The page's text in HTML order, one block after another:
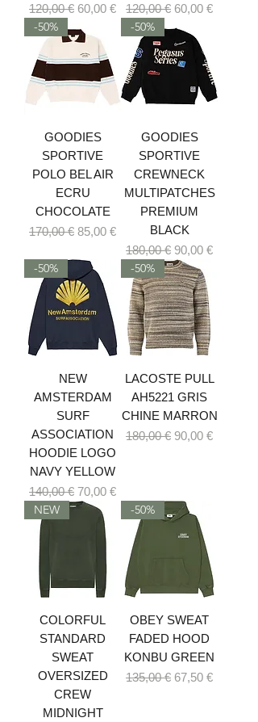
Prix original
120,00 € Prix promotionnel
60,00 €
Prix original
120,00 € Prix promotionnel
60,00 €
-50%
GOODIES
SPORTIVE
POLO BEL AIR
ECRU
CHOCOLATE
Prix original
170,00 € Prix promotionnel
85,00 €
-50%
GOODIES
SPORTIVE
CREWNECK
MULTIPATCHES
PREMIUM
BLACK
Prix original
180,00 € Prix promotionnel
90,00 €
-50%
NEW
AMSTERDAM
SURF
ASSOCIATION
HOODIE LOGO
NAVY YELLOW
Prix original
140,00 € Prix promotionnel
70,00 €
-50%
LACOSTE PULL
AH5221 GRIS
CHINE MARRON
Prix original
180,00 € Prix promotionnel
90,00 €
NEW
COLORFUL
STANDARD
SWEAT
OVERSIZED
CREW
MIDNIGHT
-50%
OBEY SWEAT
FADED HOOD
KONBU GREEN
Prix original
135,00 € Prix promotionnel
67,50 €